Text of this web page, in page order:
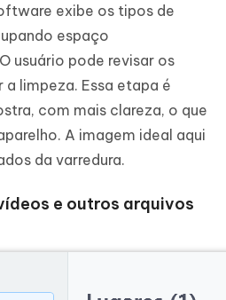
exibe os tipos de
espaço
usuário pode revisar os
limpeza. Essa etapa é
com mais clareza, o que
A imagem ideal aqui
da varredura.
e outros arquivos